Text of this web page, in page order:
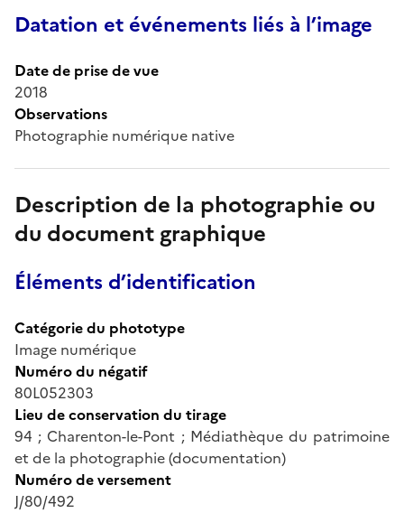
Datation et événements liés à l’image
Date de prise de vue
2018
Observations
Photographie numérique native
Description de la photographie ou
du document graphique
Éléments d’identification
Catégorie du phototype
Image numérique
Numéro du négatif
80L052303
Lieu de conservation du tirage
94 ; Charenton-le-Pont ; Médiathèque du patrimoine
et de la photographie (documentation)
Numéro de versement
J/80/492